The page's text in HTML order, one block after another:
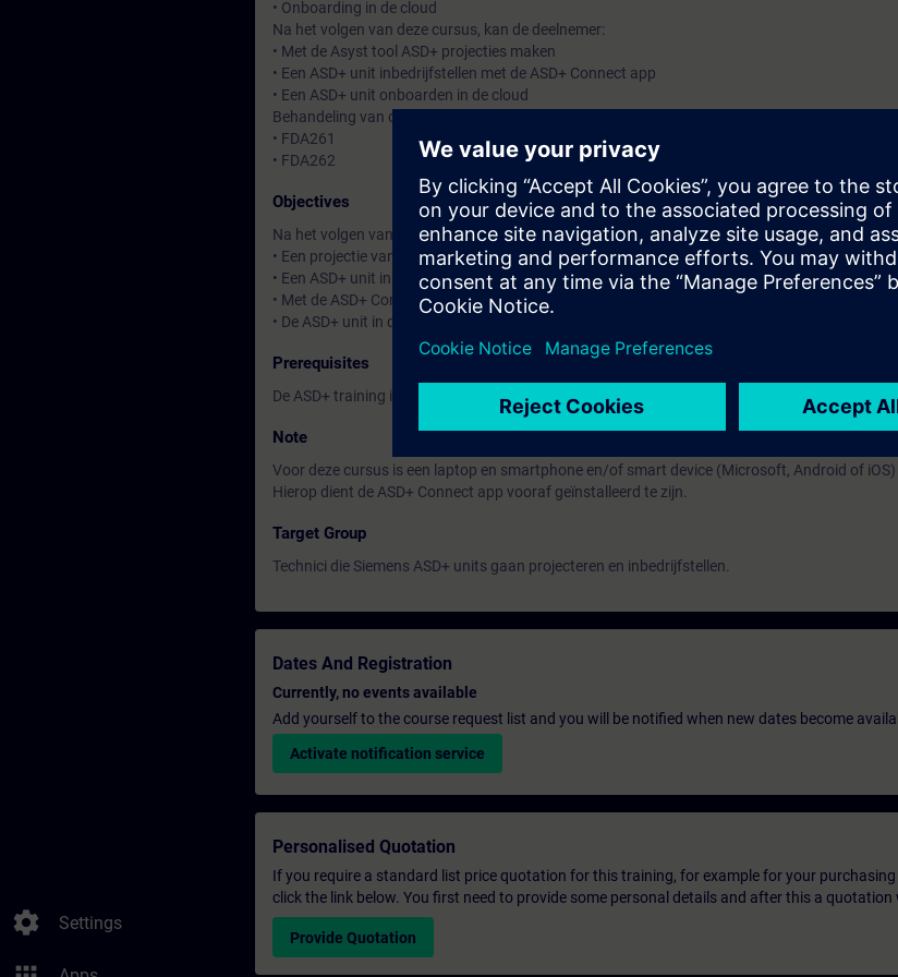
settings Settings
• Onboarding in de cloud
Na het volgen van deze cursus, kan de deelnemer:
• Met de Asyst tool ASD+ projecties maken
• Een ASD+ unit inbedrijfstellen met de ASD+ Connect app
• Een ASD+ unit onboarden in de cloud
Behandeling van de aanzuigunits:
• FDA261
• FDA262
Objectives
Na het volgen van deze cursus beschikt de deelnemer over alle noodzakelijke theoretische en
• Een projectie van een ASD+ systeem te kunnen maken
• Een ASD+ unit inbedrijf te kunnen nemen
• Met de ASD+ Connect app te werken
• De ASD+ unit in de cloud op te kunnen nemen
Prerequisites
De ASD+ training is uitsluitend bedoeld voor technici die reeds de Siemens ASD Standaard
Note
Voor deze cursus is een laptop en smartphone en/of smart device (Microsoft, Android of iOS)
Hierop dient de ASD+ Connect app vooraf geïnstalleerd te zijn.
Target Group
Technici die Siemens ASD+ units gaan projecteren en inbedrijfstellen.
Dates And Registration
Currently, no events available
Add yourself to the course request list and you will be notified when new dates become
Activate notification service
Personalised Quotation
If you require a standard list price quotation for this training, for example for your
click the link below. You first need to provide some personal details and after this a quotation
Provide Quotation